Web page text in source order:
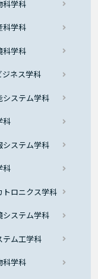
学科
学科
学科
ネス学科
ステム学科
科
ステム学科
科
ロニクス学科
ステム学科
ム工学科
学科